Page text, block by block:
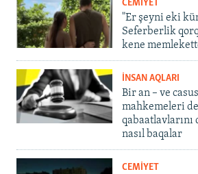
CEMİYET
"Er şeyni eki
Seferberlik
kene
İNSAN AQLARI
Bir an – ve
mahkemeleri
nasıl baqalar
CEMİYET